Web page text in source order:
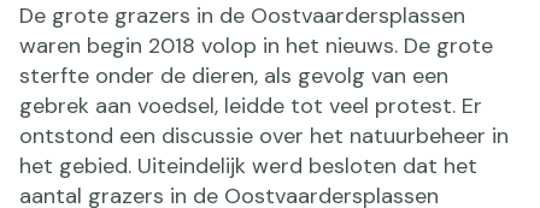
De grote grazers in de Oostvaardersplassen
waren begin 2018 volop in het nieuws. De grote
sterfte onder de dieren, als gevolg van een
gebrek aan voedsel, leidde tot veel protest. Er
ontstond een discussie over het natuurbeheer in
het gebied. Uiteindelijk werd besloten dat het
aantal grazers in de Oostvaardersplassen